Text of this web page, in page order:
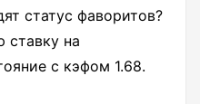
статус фаворитов?
ставку на
с кэфом 1.68.